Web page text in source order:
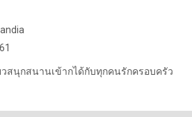
สนุกสนานเข้ากได้กับทุกคนรักครอบครัว